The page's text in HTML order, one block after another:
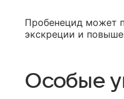
Пробенецид может
экскреции и
Особые